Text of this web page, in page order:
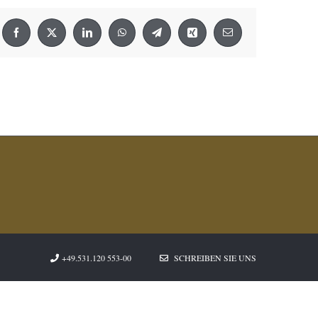
FacebookX LinkedInWhatsAppTelegramXing
E-
Mail
+49.531.120 553-00 SCHREIBEN SIE UNS